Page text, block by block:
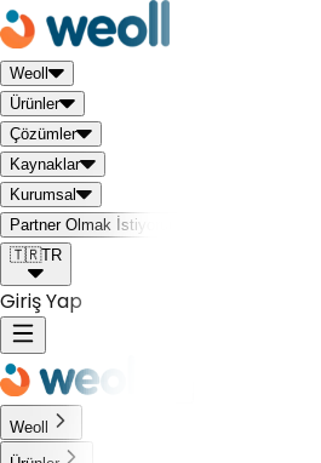
Weoll
Ürünler
Çözümler
Kaynaklar
Kurumsal
Partner Olmak İstiyorum
🇹🇷TR
Giriş Yap
Weoll